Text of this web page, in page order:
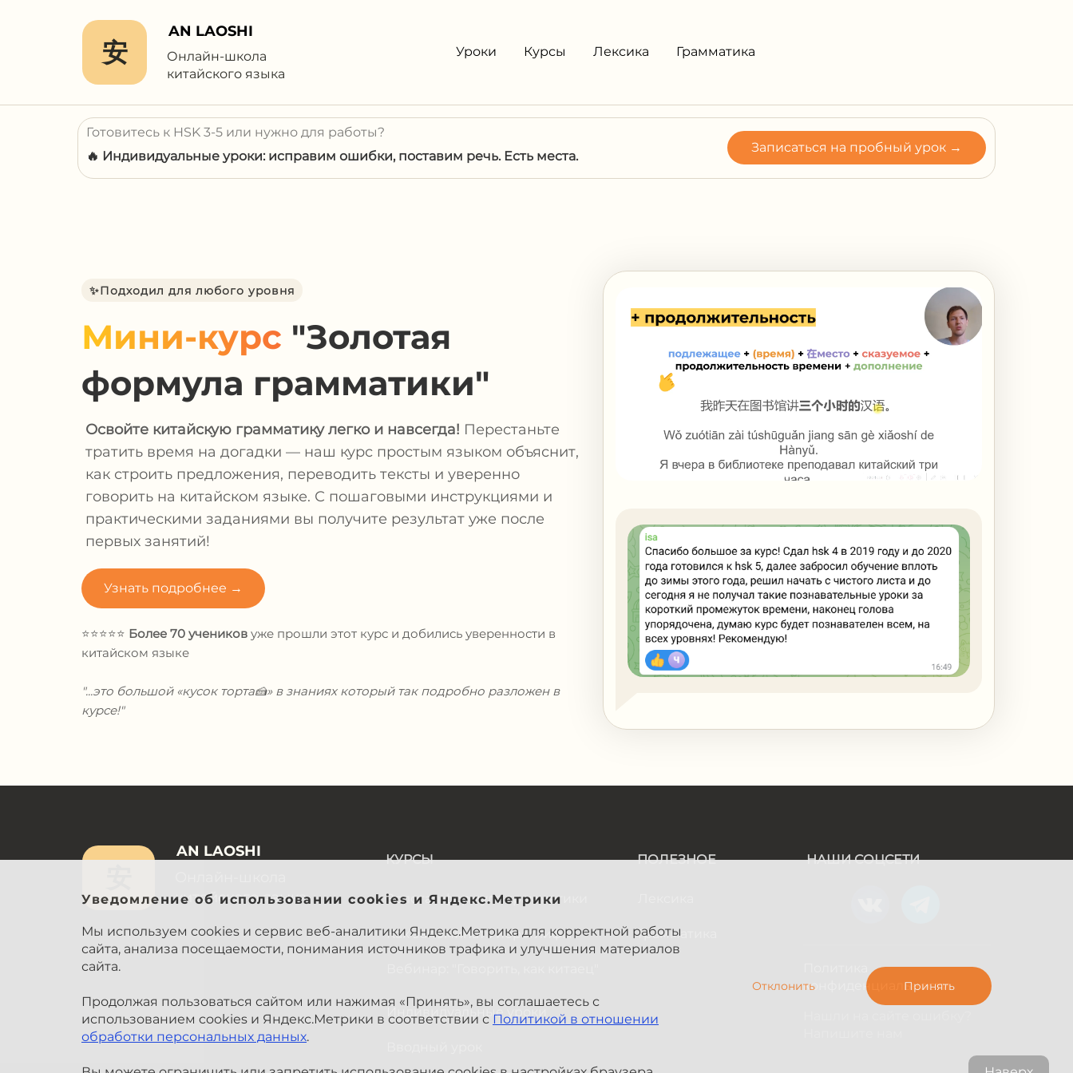
安
AN LAOSHI
Онлайн-школа
китайского языка
Уроки Курсы Лексика Грамматика
Готовитесь к HSK 3-5 или нужно для работы?
🔥 Индивидуальные уроки: исправим ошибки, поставим речь. Есть места.
Записаться на пробный урок →
✨Подходил для любого уровня
Мини-курс "Золотая
формула грамматики"
Освойте китайскую грамматику легко и навсегда! Перестаньте
тратить время на догадки — наш курс простым языком объяснит,
как строить предложения, переводить тексты и уверенно
говорить на китайском языке. С пошаговыми инструкциями и
практическими заданиями вы получите результат уже после
первых занятий!
Узнать подробнее →
⭐⭐⭐⭐⭐ Более 70 учеников уже прошли этот курс и добились уверенности в
китайском языке
"...это большой «кусок торта🍰» в знаниях который так подробно разложен в
курсе!"
Уведомление об использовании cookies и Яндекс.Метрики
Мы используем cookies и сервис веб-аналитики Яндекс.Метрика для корректной работы
сайта, анализа посещаемости, понимания источников трафика и улучшения материалов
сайта.
Продолжая пользоваться сайтом или нажимая «Принять», вы соглашаетесь с
использованием cookies и Яндекс.Метрики в соответствии с Политикой в отношении
обработки персональных данных.
Отклонить Принять
AN LAOSHI
китайского языка
КУРСЫ
Золотая формула грамматики
Как запоминать иероглифы
Индивидуальные уроки
ПОЛЕЗНОЕ
Грамматика
НАШИ СОЦСЕТИ
конфиденциальности